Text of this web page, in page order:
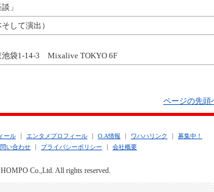
」
して演出）
池袋1-14-3 Mixalive TOKYO 6F
ページの先頭
ール エンタメプロフィール O.A情報 ワハハリンク
募集中！
い合わせ プライバシーポリシー 会社概要
Co.,Ltd. All rights reserved.